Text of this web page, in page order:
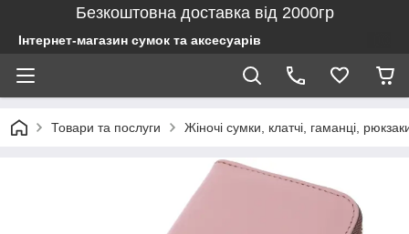
Безкоштовна доставка від 2000гр
Інтернет-магазин сумок та аксесуарів
Товари та послуги Жіночі сумки, клатчі, гаманці,